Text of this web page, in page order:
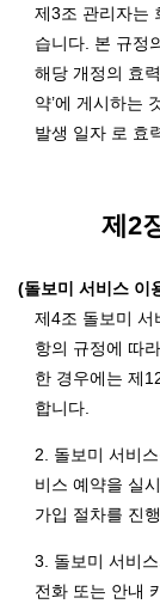
제3조 관리자는
습니다. 본 규정
해당 개정의 효
약’에 게시하는
발생 일자 로 효
제2
(돌보미 서비스 이
제4조 돌보미 서
항의 규정에 따
한 경우에는 제
합니다.
2. 돌보미 서비
비스 예약을 실
가입 절차를 진
3. 돌보미 서비
전화 또는 안내